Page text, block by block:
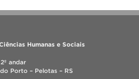
Humanas e Sociais
andar
Porto – Pelotas – RS